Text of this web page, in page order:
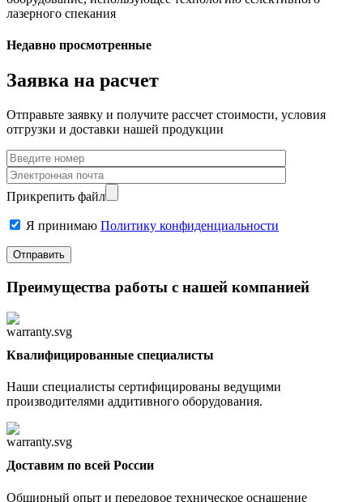
лазерного спекания
Недавно просмотренные
Заявка на расчет
Отправьте заявку и получите рассчет стоимости, условия
отгрузки и доставки нашей продукции
Прикрепить файл
Я принимаю Политику конфиденциальности
Преимущества работы с нашей компанией
Квалифицированные специалисты
Наши специалисты сертифицированы ведущими
производителями аддитивного оборудования.
Доставим по всей России
Обширный опыт и передовое техническое оснащение